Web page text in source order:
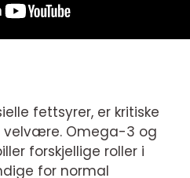
fettsyrer, er kritiske
velvære. Omega-3 og
forskjellige roller i
for normal